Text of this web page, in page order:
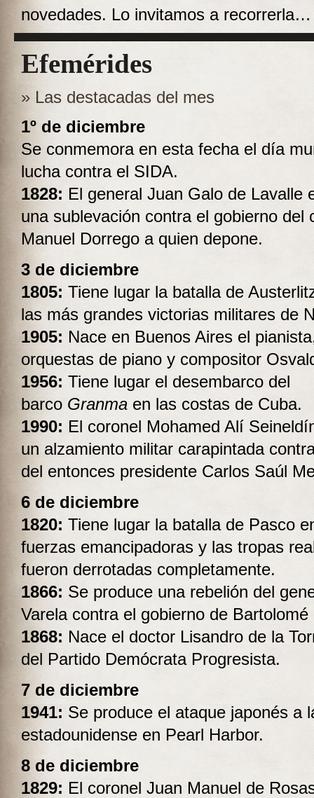
novedades. Lo invitamos a recorrerla…
Efemérides
» Las destacadas del mes
1º de diciembre
Se conmemora en esta fecha el día
lucha contra el SIDA.
1828: El general Juan Galo de Lavalle
una sublevación contra el gobierno del
Manuel Dorrego a quien depone.
3 de diciembre
1805: Tiene lugar la batalla de
las más grandes victorias militares de
1905: Nace en Buenos Aires el
orquestas de piano y compositor
1956: Tiene lugar el desembarco del
barco Granma en las costas de Cuba.
1990: El coronel Mohamed Alí
un alzamiento militar carapintada
del entonces presidente Carlos Saúl
6 de diciembre
1820: Tiene lugar la batalla de Pasco
fuerzas emancipadoras y las tropas
fueron derrotadas completamente.
1866: Se produce una rebelión del
Varela contra el gobierno de Bartolomé
1868: Nace el doctor Lisandro de la
del Partido Demócrata Progresista.
7 de diciembre
1941: Se produce el ataque japonés a
estadounidense en Pearl Harbor.
8 de diciembre
1829: El coronel Juan Manuel de